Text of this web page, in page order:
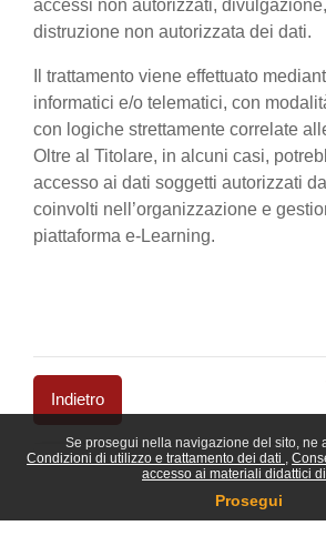
Se prosegui nella navigazione del sito, ne
Condizioni di utilizzo e trattamento dei dati
accesso ai materiali didattici
Prosegui
accessi non autorizzati,
distruzione non autorizzata dei dati.
Il trattamento viene effettuato
informatici e/o telematici, con
con logiche strettamente correlate
Oltre al Titolare, in alcuni casi,
accesso ai dati soggetti autorizzati
coinvolti nell’organizzazione e
piattaforma e-Learning.
Indietro
Blocchi